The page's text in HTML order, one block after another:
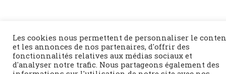
Les cookies nous permettent de personnaliser le
et les annonces de nos partenaires, d'offrir des
fonctionnalités relatives aux médias sociaux et
d'analyser notre trafic. Nous partageons également des